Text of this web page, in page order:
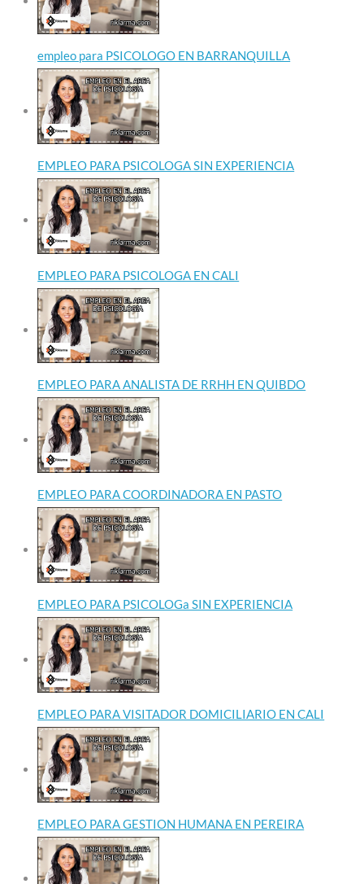
empleo para PSICOLOGO EN BARRANQUILLA
EMPLEO PARA PSICOLOGA SIN EXPERIENCIA
EMPLEO PARA PSICOLOGA EN CALI
EMPLEO PARA ANALISTA DE RRHH EN QUIBDO
EMPLEO PARA COORDINADORA EN PASTO
EMPLEO PARA PSICOLOGa SIN EXPERIENCIA
EMPLEO PARA VISITADOR DOMICILIARIO EN CALI
EMPLEO PARA GESTION HUMANA EN PEREIRA